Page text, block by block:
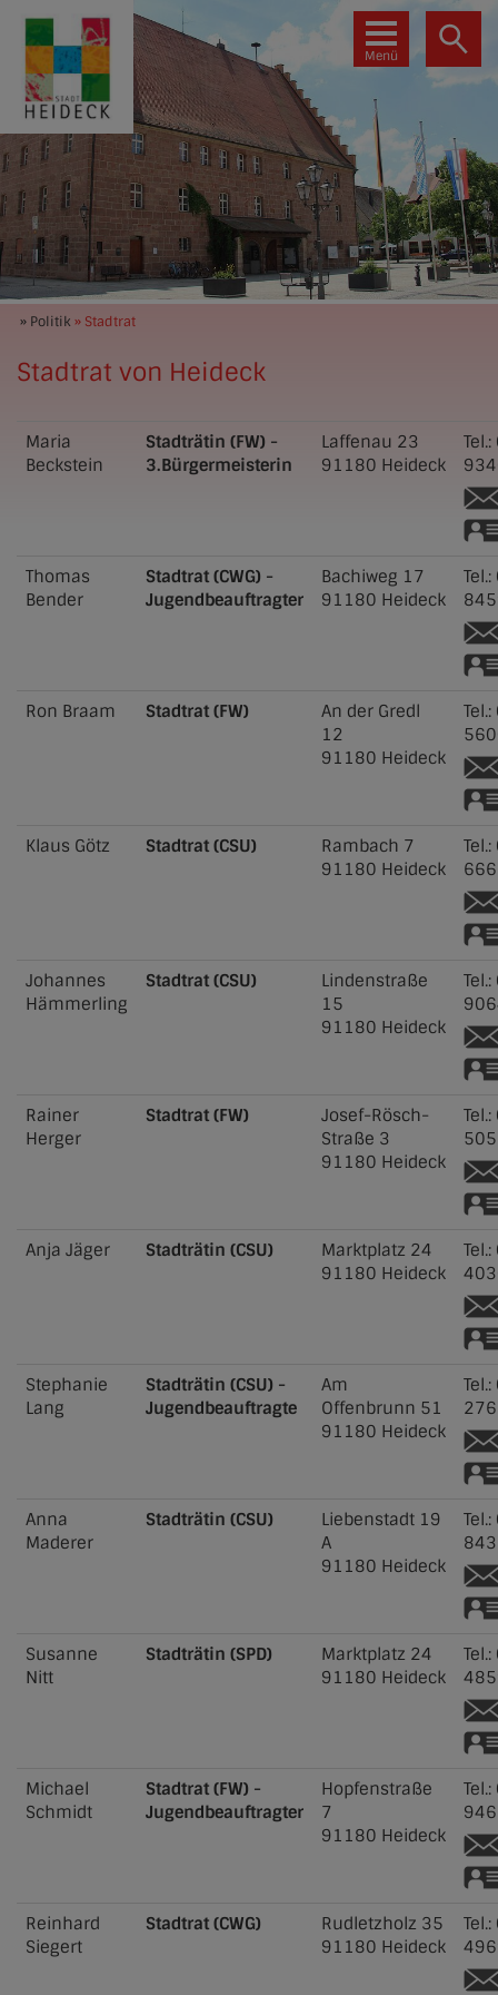
Menü
» Politik » Stadtrat
Stadtrat von Heideck
Maria
Beckstein
Stadträtin (FW) -
3.Bürgermeisterin
Laffenau 23
91180 Heideck
Tel.:
Thomas
Bender
Stadtrat (CWG) -
Jugendbeauftragter
Bachiweg 17
91180 Heideck
Tel.:
Ron Braam Stadtrat (FW)
An der Gredl
12
91180 Heideck
Tel.:
Klaus Götz Stadtrat (CSU)
Rambach 7
91180 Heideck
Tel.:
666
Johannes
Hämmerling
Stadtrat (CSU)
Lindenstraße
15
91180 Heideck
Tel.:
Rainer
Herger
Stadtrat (FW)
Josef-Rösch-
Straße 3
91180 Heideck
Tel.:
Anja Jäger Stadträtin (CSU)
Marktplatz 24
91180 Heideck
Tel.:
Stephanie
Lang
Stadträtin (CSU) -
Jugendbeauftragte
Am
Offenbrunn 51
91180 Heideck
Tel.:
276
Anna
Maderer
Stadträtin (CSU)
Liebenstadt 19
A
91180 Heideck
Tel.:
Susanne
Nitt
Stadträtin (SPD)
Marktplatz 24
91180 Heideck
Tel.:
Michael
Schmidt
Stadtrat (FW) -
Jugendbeauftragter
Hopfenstraße
7
91180 Heideck
Tel.:
Reinhard
Siegert
Stadtrat (CWG)
Rudletzholz 35
91180 Heideck
Tel.: